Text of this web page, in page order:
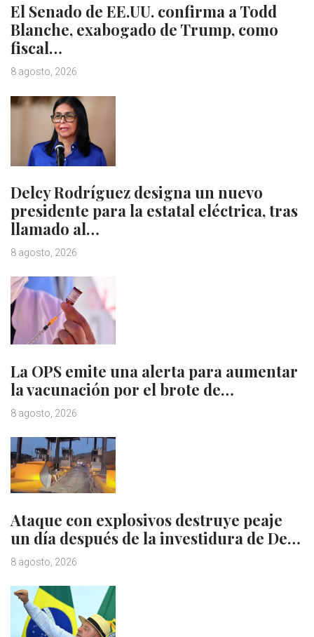
El Senado de EE.UU. confirma a Todd
Blanche, exabogado de Trump, como
fiscal…
8 agosto, 2026
Delcy Rodríguez designa un nuevo
presidente para la estatal eléctrica, tras
llamado al…
8 agosto, 2026
La OPS emite una alerta para aumentar
la vacunación por el brote de…
8 agosto, 2026
Ataque con explosivos destruye peaje
un día después de la investidura de De…
8 agosto, 2026